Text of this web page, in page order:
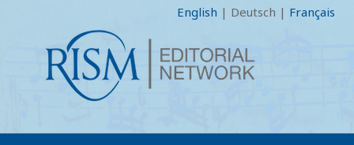
English | Deutsch | Français